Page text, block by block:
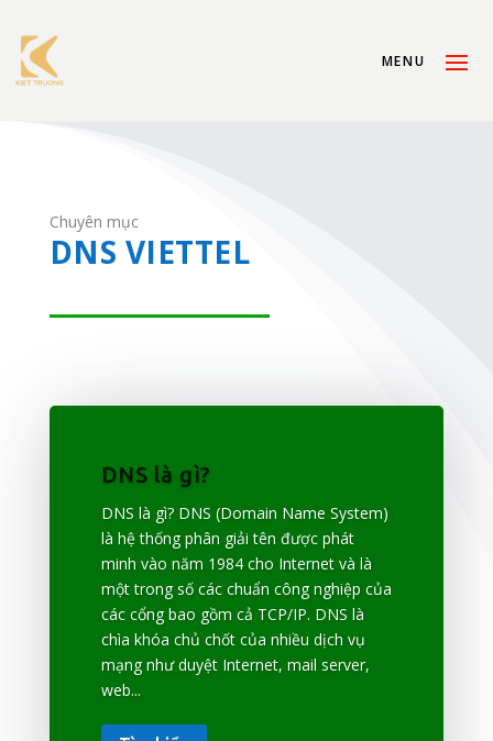
Chuyên mục
DNS VIETTEL
DNS là gì?
DNS là gì? DNS (Domain Name System)
là hệ thống phân giải tên được phát
minh vào năm 1984 cho Internet và là
một trong số các chuẩn công nghiệp của
các cổng bao gồm cả TCP/IP. DNS là
chìa khóa chủ chốt của nhiều dịch vụ
mạng như duyệt Internet, mail server,
web...